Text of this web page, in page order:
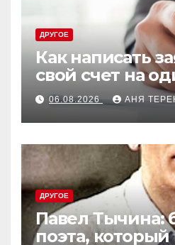
ДРУГОЕ
Как написать
свой счет на
06.08.2026 АНЯ
ДРУГОЕ
Павел Тычина:
поэта,